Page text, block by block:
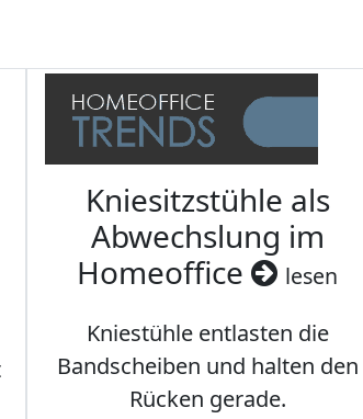
Kniesitzstühle als
Abwechslung im
Homeoffice
lesen
Kniestühle entlasten die
Bandscheiben und halten den
Rücken gerade.